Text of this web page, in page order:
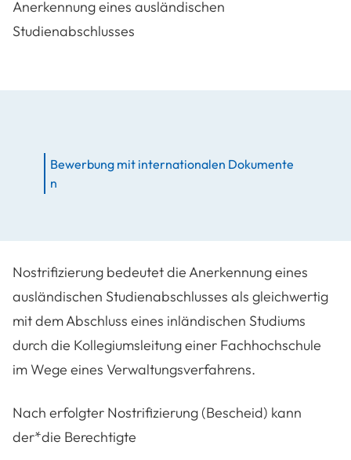
Anerkennung eines ausländischen
Studienabschlusses
Bewerbung mit internationalen Dokumente
n
Nostrifizierung bedeutet die Anerkennung eines
ausländischen Studienabschlusses als gleichwertig
mit dem Abschluss eines inländischen Studiums
durch die Kollegiumsleitung einer Fachhochschule
im Wege eines Verwaltungsverfahrens.
Nach erfolgter Nostrifizierung (Bescheid) kann
der*die Berechtigte